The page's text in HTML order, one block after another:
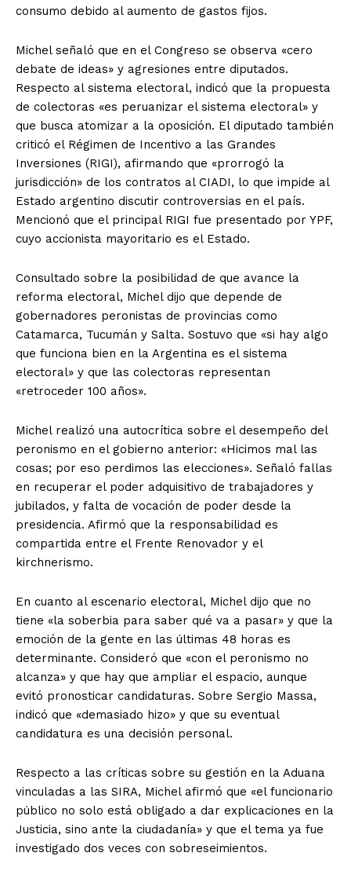
consumo debido al aumento de gastos fijos.
Michel señaló que en el Congreso se observa «cero
debate de ideas» y agresiones entre diputados.
Respecto al sistema electoral, indicó que la propuesta
de colectoras «es peruanizar el sistema electoral» y
que busca atomizar a la oposición. El diputado también
criticó el Régimen de Incentivo a las Grandes
Inversiones (RIGI), afirmando que «prorrogó la
jurisdicción» de los contratos al CIADI, lo que impide al
Estado argentino discutir controversias en el país.
Mencionó que el principal RIGI fue presentado por YPF,
cuyo accionista mayoritario es el Estado.
Consultado sobre la posibilidad de que avance la
reforma electoral, Michel dijo que depende de
gobernadores peronistas de provincias como
Catamarca, Tucumán y Salta. Sostuvo que «si hay algo
que funciona bien en la Argentina es el sistema
electoral» y que las colectoras representan
«retroceder 100 años».
Michel realizó una autocrítica sobre el desempeño del
peronismo en el gobierno anterior: «Hicimos mal las
cosas; por eso perdimos las elecciones». Señaló fallas
en recuperar el poder adquisitivo de trabajadores y
jubilados, y falta de vocación de poder desde la
presidencia. Afirmó que la responsabilidad es
compartida entre el Frente Renovador y el
kirchnerismo.
En cuanto al escenario electoral, Michel dijo que no
tiene «la soberbia para saber qué va a pasar» y que la
emoción de la gente en las últimas 48 horas es
determinante. Consideró que «con el peronismo no
alcanza» y que hay que ampliar el espacio, aunque
evitó pronosticar candidaturas. Sobre Sergio Massa,
indicó que «demasiado hizo» y que su eventual
candidatura es una decisión personal.
Respecto a las críticas sobre su gestión en la Aduana
vinculadas a las SIRA, Michel afirmó que «el funcionario
público no solo está obligado a dar explicaciones en la
Justicia, sino ante la ciudadanía» y que el tema ya fue
investigado dos veces con sobreseimientos.